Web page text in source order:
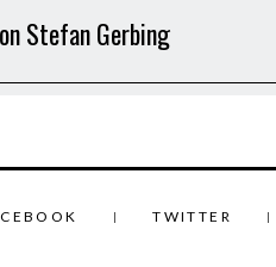
Stefan Gerbing
TWITTER